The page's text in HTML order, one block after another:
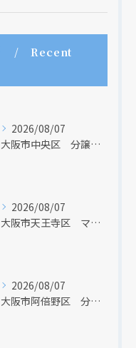
Recent
2026/08/07
大阪市中央区 分譲マンションの給湯器取替リフォーム工事 UV除菌機能搭載給湯器
2026/08/07
大阪市天王寺区 マンションのキッチン取替及び内装リフォーム工事 クリナップ
2026/08/07
大阪市阿倍野区 分譲マンションのレンジフード取替リフォーム工事 タカラスタンダード